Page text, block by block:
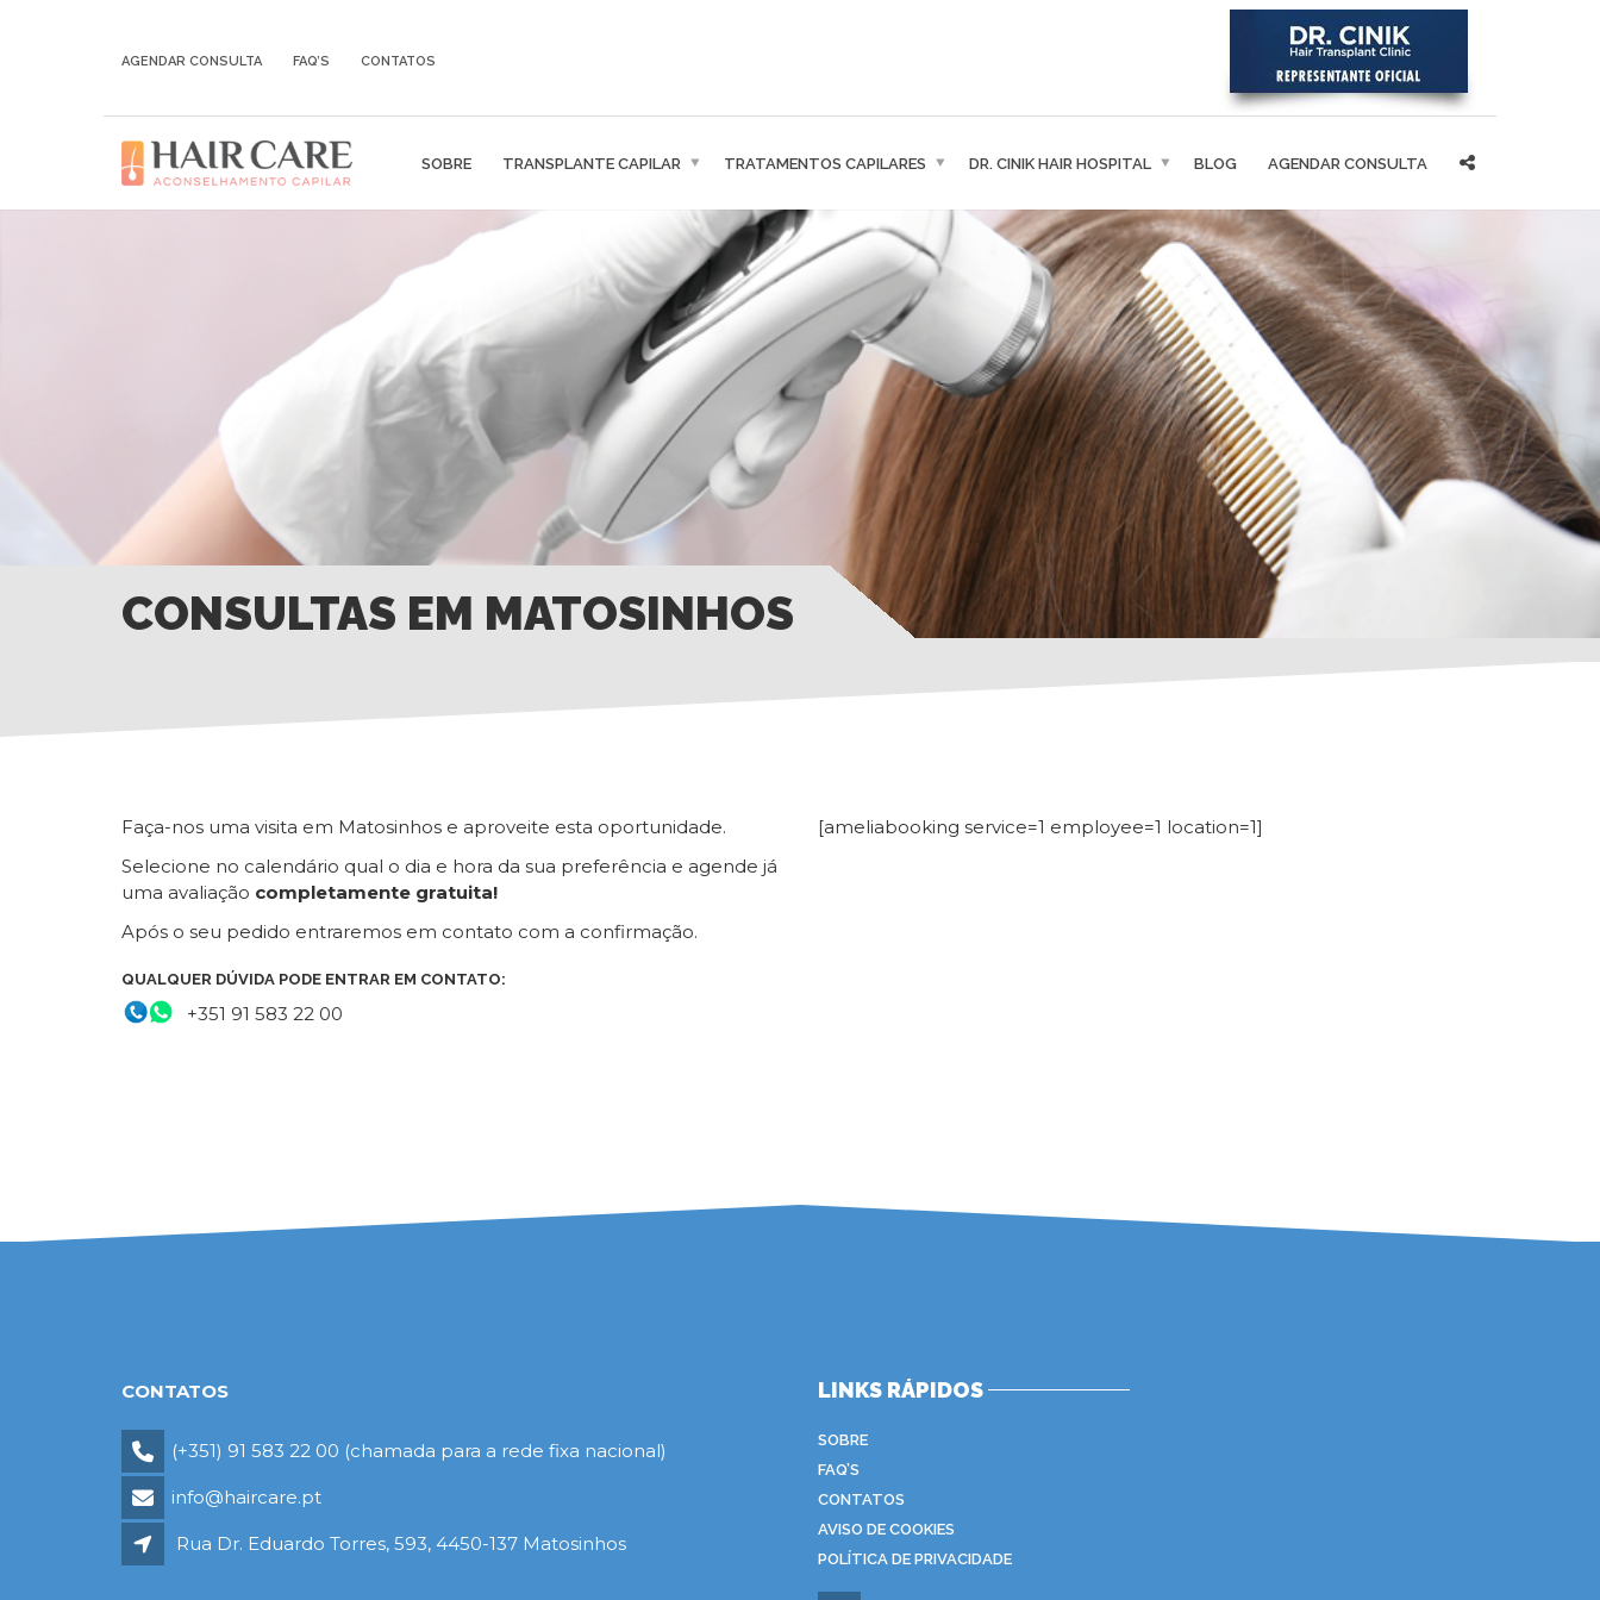
AGENDAR CONSULTA FAQ’S CONTATOS
SOBRE TRANSPLANTE CAPILAR TRATAMENTOS CAPILARES DR. CINIK HAIR HOSPITAL BLOG AGENDAR CONSULTA
CONSULTAS EM MATOSINHOS
Faça-nos uma visita em Matosinhos e aproveite esta oportunidade.
Selecione no calendário qual o dia e hora da sua preferência e agende já
uma avaliação completamente gratuita!
Após o seu pedido entraremos em contato com a confirmação.
QUALQUER DÚVIDA PODE ENTRAR EM CONTATO:
+351 91 583 22 00
[ameliabooking service=1 employee=1 location=1]
CONTATOS
(+351) 91 583 22 00 (chamada para a rede fixa nacional)
info@haircare.pt
Rua Dr. Eduardo Torres, 593, 4450-137 Matosinhos
LINKS RÁPIDOS
SOBRE
FAQ’S
CONTATOS
AVISO DE COOKIES
POLÍTICA DE PRIVACIDADE